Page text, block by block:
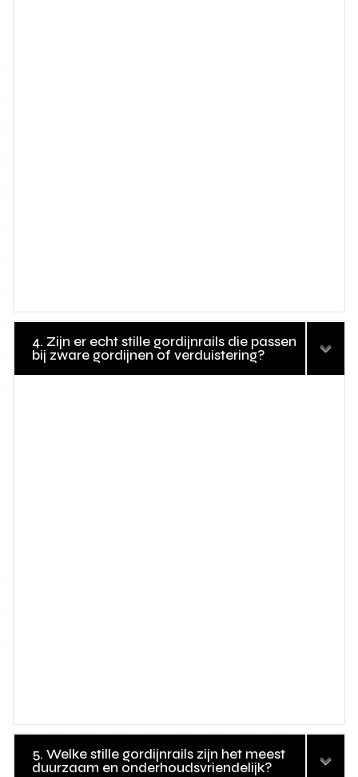
4. Zijn er echt stille gordijnrails die passen
bij zware gordijnen of verduistering?
5. Welke stille gordijnrails zijn het meest
duurzaam en onderhoudsvriendelijk?